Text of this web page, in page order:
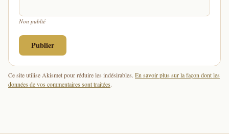
Non publié
Ce site utilise Akismet pour réduire les indésirables. En savoir plus sur la façon dont les
données de vos commentaires sont traitées.